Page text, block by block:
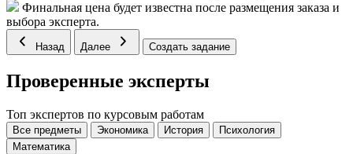
Финальная цена будет известна после размещения заказа и
выбора эксперта.
Назад Далее Создать задание
Проверенные эксперты
Топ экспертов по курсовым работам
Все предметы Экономика История
Психология
Математика